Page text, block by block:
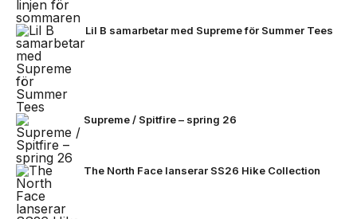
Lil B samarbetar med Supreme för Summer Tees
Supreme / Spitfire – spring 26
The North Face lanserar SS26 Hike Collection